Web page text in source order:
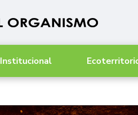
Institucional